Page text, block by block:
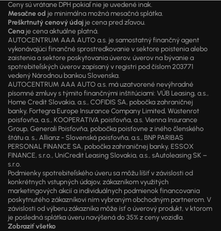
Ceny sú vrátane DPH pokiaľ nie je uvedené inak.
Mesačne od je minimálna možná mesačná splátka.
Preškrtnutý cenový údaj je cena pred zľavou.
Cena je cena aktuálne platná.
AUTOCENTRUM AAA AUTO a.s. je samostatný finančný agent
vykonávajúci finančné sprostredkovanie v sektore poistenia alebo
zaistenia a sektore poskytovania úverov, úverov na bývanie a
spotrebiteľských úverov zapísaný v registri pod číslom 203771
vedený Národnou bankou Slovenska.
AUTOCENTRUM AAA AUTO a.s. má uzatvorené nevýhradné
písomné zmluvy s týmito finančnými inštitúciami: VÚB Leasing, a.s.,
Home Credit Slovakia, a.s., COFIDIS SA, pobočka zahraničnej
banky, Fortegra Europe Insurance Company Limited, Wüstenrot
poisťovňa, a.s., KOOPERATIVA poisťovňa, a.s. Vienna Insurance
Group, Generali Poisťovňa, pobočka poisťovne z iného členského
štátu a. s., Allianz - Slovenská poisťovňa, a.s., BNP PARIBAS
PERSONAL FINANCE SA, pobočka zahraničnej banky, ESSOX
FINANCE, s.r.o., UniCredit Leasing Slovakia, a.s., sAutoleasing SK –
s.r.o.
Podmienky spotrebiteľského úveru sa môžu líšiť v závislosti od
konkrétnych vstupných údajov, zákazníkom využitých
marketingových akcií a individuálnych podmienok financovania
poskytnutého zákazníkovi ním vybraným obchodným partnerom. V
závislosti od výberu zákazníka môže ísť o úverový produkt, v ktorom
je posledná splátka úveru navýšená do 35% z ceny vozidla.
Zobraziť všetko